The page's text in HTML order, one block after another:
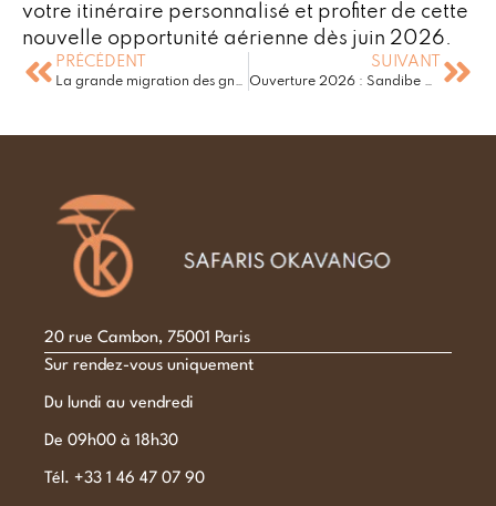
votre itinéraire personnalisé et profiter de cette
nouvelle opportunité aérienne dès juin 2026.
PRÉCÉDENT
La grande migration des gnous : le guide ultime pour vivre ce spectacle naturel
SUIVANT
Ouverture 2026 : Sandibe Under Canvas et Nxabega Under Canvas dans le Delta de l’Okavango
20 rue Cambon, 75001 Paris
Sur rendez-vous uniquement
Du lundi au vendredi
De 09h00 à 18h30
Tél. +33 1 46 47 07 90